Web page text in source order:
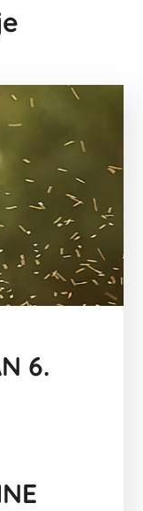
6.